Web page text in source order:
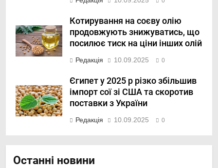
Котирування на соєву олію
продовжують знижуватись, що
посилює тиск на ціни інших олій
Редакція 10.09.2025 0
Єгипет у 2025 р різко збільшив
імпорт сої зі США та скоротив
поставки з України
Редакція 10.09.2025 0
Останні новини